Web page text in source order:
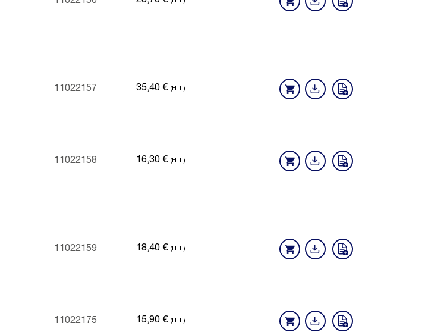
11022157 35,40 € (H.T.)
11022158 16,30 € (H.T.)
11022159 18,40 € (H.T.)
11022175 15,90 € (H.T.)